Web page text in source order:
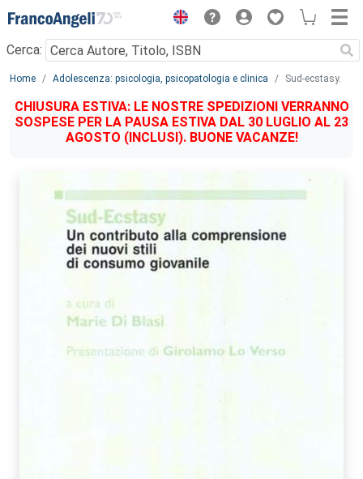
Menu
Cerca:
Main content
Home Adolescenza: psicologia, psicopatologia e clinica Sud-ecstasy.
CHIUSURA ESTIVA: LE NOSTRE SPEDIZIONI VERRANNO
SOSPESE PER LA PAUSA ESTIVA DAL 30 LUGLIO AL 23
AGOSTO (INCLUSI). BUONE VACANZE!